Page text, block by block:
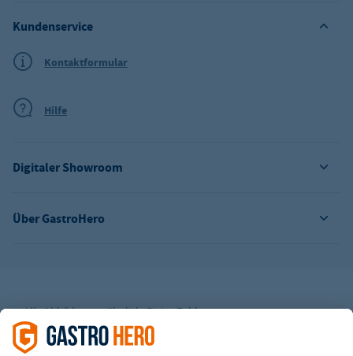
Über GastroHero
Digitaler Showroom
Kundenservice
Kontaktformular
Hilfe
Alle Abbildungen ähnlich. Einige Zahlungsarten
könnenZusatzkostenverursachen.
² Unverbindl. Preisempfehlung des Herstellers